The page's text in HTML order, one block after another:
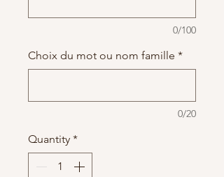
0/100
Choix du mot ou nom famille *
0/20
Quantity *